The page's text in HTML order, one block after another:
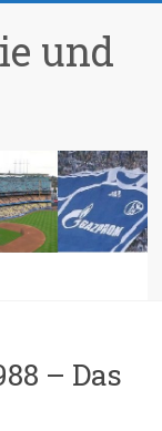
und
– Das